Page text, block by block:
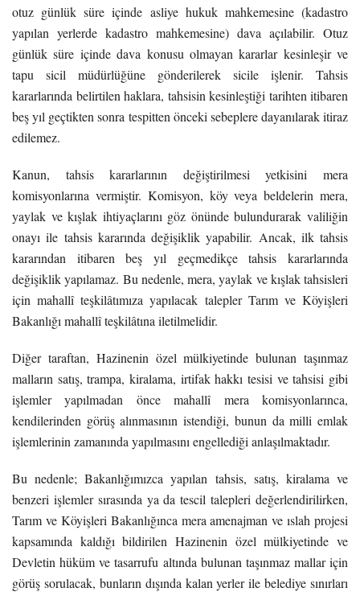
otuz günlük süre içinde asliye hukuk mahkemesine (kadastro
yapılan yerlerde kadastro mahkemesine) dava açılabilir. Otuz
günlük süre içinde dava konusu olmayan kararlar kesinleşir ve
tapu sicil müdürlüğüne gönderilerek sicile işlenir. Tahsis
kararlarında belirtilen haklara, tahsisin kesinleştiği tarihten itibaren
beş yıl geçtikten sonra tespitten önceki sebeplere dayanılarak itiraz
edilemez.
Kanun, tahsis kararlarının değiştirilmesi yetkisini mera
komisyonlarına vermiştir. Komisyon, köy veya beldelerin mera,
yaylak ve kışlak ihtiyaçlarını göz önünde bulundurarak valiliğin
onayı ile tahsis kararında değişiklik yapabilir. Ancak, ilk tahsis
kararından itibaren beş yıl geçmedikçe tahsis kararlarında
değişiklik yapılamaz. Bu nedenle, mera, yaylak ve kışlak tahsisleri
için mahallî teşkilâtımıza yapılacak talepler Tarım ve Köyişleri
Bakanlığı mahallî teşkilâtına iletilmelidir.
Diğer taraftan, Hazinenin özel mülkiyetinde bulunan taşınmaz
malların satış, trampa, kiralama, irtifak hakkı tesisi ve tahsisi gibi
işlemler yapılmadan önce mahallî mera komisyonlarınca,
kendilerinden görüş alınmasının istendiği, bunun da milli emlak
işlemlerinin zamanında yapılmasını engellediği anlaşılmaktadır.
Bu nedenle; Bakanlığımızca yapılan tahsis, satış, kiralama ve
benzeri işlemler sırasında ya da tescil talepleri değerlendirilirken,
Tarım ve Köyişleri Bakanlığınca mera amenajman ve ıslah projesi
kapsamında kaldığı bildirilen Hazinenin özel mülkiyetinde ve
Devletin hüküm ve tasarrufu altında bulunan taşınmaz mallar için
görüş sorulacak, bunların dışında kalan yerler ile belediye sınırları